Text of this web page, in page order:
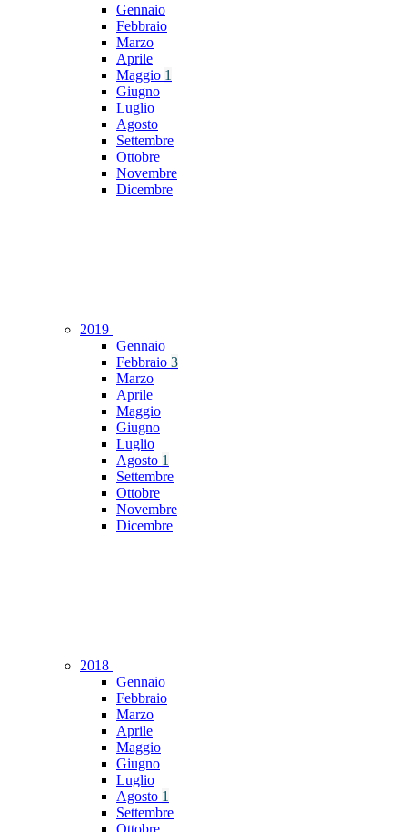
Gennaio
Febbraio
Marzo
Aprile
Maggio 1
Giugno
Luglio
Agosto
Settembre
Ottobre
Novembre
Dicembre
2019
Gennaio
Febbraio 3
Marzo
Aprile
Maggio
Giugno
Luglio
Agosto 1
Settembre
Ottobre
Novembre
Dicembre
2018
Gennaio
Febbraio
Marzo
Aprile
Maggio
Giugno
Luglio
Agosto 1
Settembre